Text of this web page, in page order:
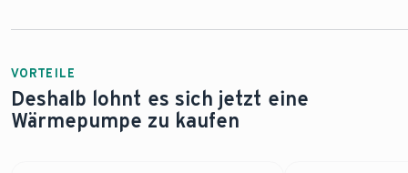
VORTEILE
Deshalb lohnt es sich jetzt eine
Wärmepumpe zu kaufen